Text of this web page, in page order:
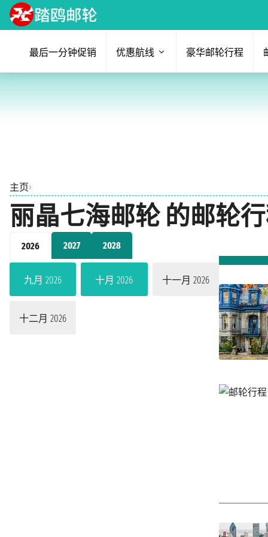
最后一分钟促销 优惠航线 豪华邮轮行程
主页›
丽晶七海邮轮 的邮轮行
2026 2027 2028
九月 2026 十月 2026 十一月 2026
十二月 2026